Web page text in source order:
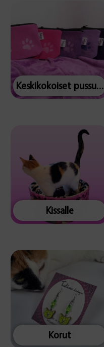
Keskikokoiset pussukat
Kissalle
Korut